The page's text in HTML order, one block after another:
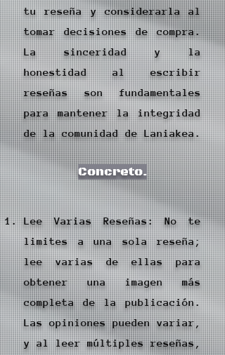
tu reseña y considerarla al
tomar decisiones de compra.
La sinceridad y la
honestidad al escribir
reseñas son fundamentales
para mantener la integridad
de la comunidad de Laniakea.
Concreto.
Lee Varias Reseñas: No te
limites a una sola reseña;
lee varias de ellas para
obtener una imagen más
completa de la publicación.
Las opiniones pueden variar,
y al leer múltiples reseñas,